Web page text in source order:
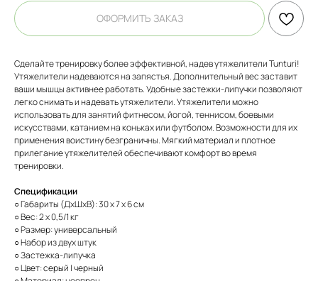
ОФОРМИТЬ ЗАКАЗ
Сделайте тренировку более эффективной, надев утяжелители Tunturi!
Утяжелители надеваются на запястья. Дополнительный вес заставит
ваши мышцы активнее работать. Удобные застежки-липучки позволяют
легко снимать и надевать утяжелители. Утяжелители можно
использовать для занятий фитнесом, йогой, теннисом, боевыми
искусствами, катанием на коньках или футболом. Возможности для их
применения воистину безграничны. Мягкий материал и плотное
прилегание утяжелителей обеспечивают комфорт во время
тренировки.
Спецификации
○ Габариты (ДхШхВ): 30 x 7 x 6 см
○ Вес: 2 x 0,5/1 кг
○ Размер: универсальный
○ Набор из двух штук
○ Застежка-липучка
○ Цвет: серый | черный